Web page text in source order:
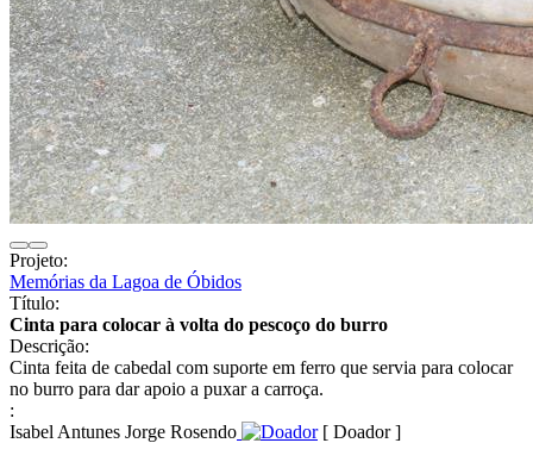
Projeto:
Memórias da Lagoa de Óbidos
Título:
Cinta para colocar à volta do pescoço do burro
Descrição:
Cinta feita de cabedal com suporte em ferro que servia para colocar
no burro para dar apoio a puxar a carroça.
:
Isabel Antunes Jorge Rosendo
[ Doador ]